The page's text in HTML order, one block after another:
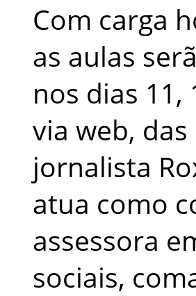
Com carga
as aulas
nos dias 11,
via web, das
jornalista
atua como
assessora
sociais,